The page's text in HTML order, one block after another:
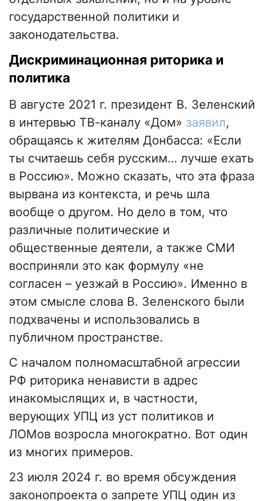
государственной политики и
законодательства.
Дискриминационная риторика и
политика
В августе 2021 г. президент В. Зеленский
в интервью ТВ-каналу «Дом» заявил,
обращаясь к жителям Донбасса: «Если
ты считаешь себя русским… лучше ехать
в Россию». Можно сказать, что эта фраза
вырвана из контекста, и речь шла
вообще о другом. Но дело в том, что
различные политические и
общественные деятели, а также СМИ
восприняли это как формулу «не
согласен – уезжай в Россию». Именно в
этом смысле слова В. Зеленского были
подхвачены и использовались в
публичном пространстве.
С началом полномасштабной агрессии
РФ риторика ненависти в адрес
инакомыслящих и, в частности,
верующих УПЦ из уст политиков и
ЛОМов возросла многократно. Вот один
из многих примеров.
23 июля 2024 г. во время обсуждения
законопроекта о запрете УПЦ один из